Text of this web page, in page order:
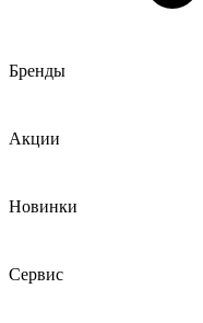
Бренды
Акции
Новинки
Сервис